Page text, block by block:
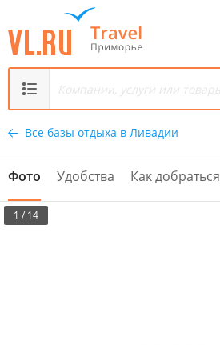
Все базы отдыха в Ливадии
Фото Удобства Как добраться
1 / 14